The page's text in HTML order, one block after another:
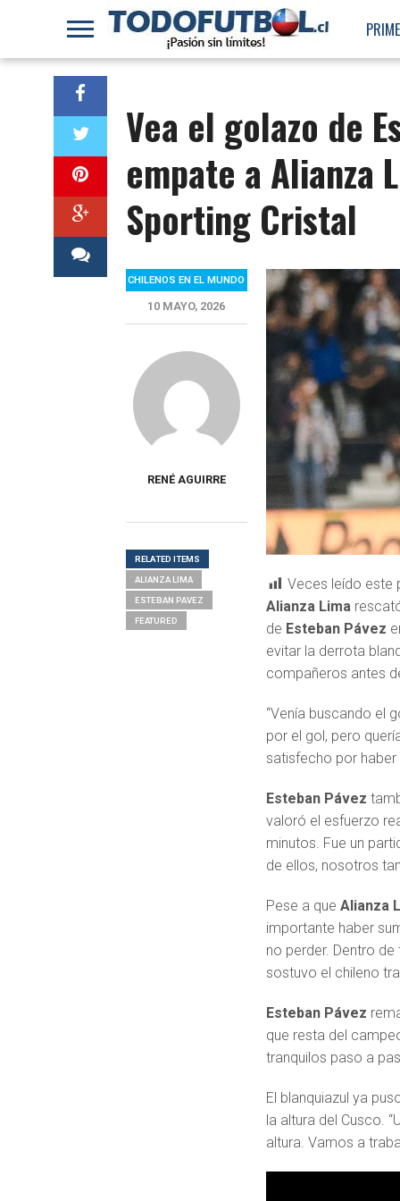
Vea el golazo de
empate a Alianza
Sporting Cristal
Veces leído este
Alianza Lima
de Esteban Pávez
evitar la derrota
compañeros antes
“Venía buscando el
por el gol, pero
satisfecho por
Esteban Pávez
valoró el esfuerzo
minutos. Fue un
de ellos, nosotros
Pese a queAlianza
importante haber
no perder. Dentro
sostuvo el chileno
Esteban Pávez
que resta del
tranquilos paso a
El blanquiazul ya
la altura del Cusco.
altura. Vamos a
CHILENOS EN EL MUNDO
10 MAYO, 2026
RENÉ AGUIRRE
RELATED ITEMS
ALIANZA LIMA
ESTEBAN PAVEZ
FEATURED